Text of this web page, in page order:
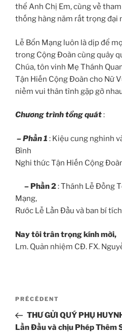
thể Anh Chị Em, cùng về
thống hàng năm rất trọng đại
Lễ Bổn Mạng luôn là dịp để
trong Cộng Đoàn cùng quây
Chúa, tôn vinh Mẹ Thánh
Tận Hiến Cộng Đoàn cho Nữ
niềm vui thân tình gặp gỡ
Chương trình tổng quát:
– Phần 1 : Kiệu cung nghinh
Bình
Nghi thức Tận Hiến Cộng
– Phần 2: Thánh Lễ Đồng
Mạng,
Rước Lễ Lần Đầu và ban bí
Nay tôi trân trọng kính mời,
Lm. Quản nhiệm CĐ. FX.
Navigation
l’article
Article
précédent
PRÉCÉDENT
THƯ GỬI QUÝ PHỤ
Lần Đầu và chịu Phép Thêm